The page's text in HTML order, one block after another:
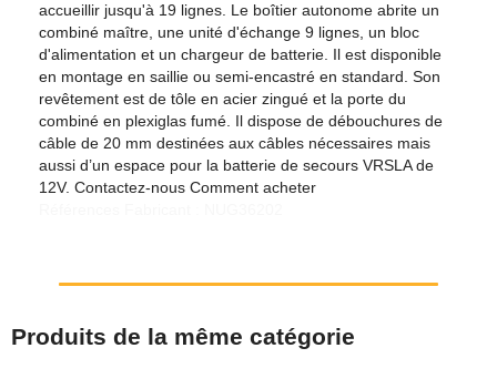
accueillir jusqu'à 19 lignes. Le boîtier autonome abrite un
combiné maître, une unité d'échange 9 lignes, un bloc
d'alimentation et un chargeur de batterie. Il est disponible
en montage en saillie ou semi-encastré en standard. Son
revêtement est de tôle en acier zingué et la porte du
combiné en plexiglas fumé. Il dispose de débouchures de
câble de 20 mm destinées aux câbles nécessaires mais
aussi d’un espace pour la batterie de secours VRSLA de
12V. Contactez-nous Comment acheter
Produits de la même catégorie